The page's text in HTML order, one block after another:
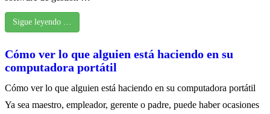
Sigue leyendo …
Cómo ver lo que alguien está haciendo en su
computadora portátil
Cómo ver lo que alguien está haciendo en su computadora portátil
Ya sea maestro, empleador, gerente o padre, puede haber ocasiones